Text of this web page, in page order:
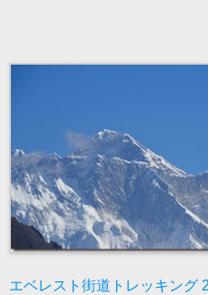
エベレスト街道トレッキング